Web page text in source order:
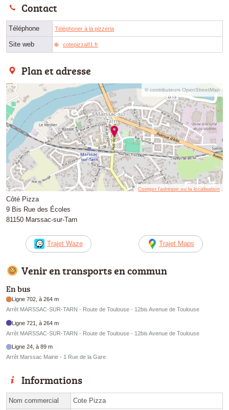
Contact
Téléphone Téléphoner à la pizzeria
Site web cotepizza81.fr
Plan et adresse
© contributeurs OpenStreetMap
Corriger l’adresse ou la localisation
Côté Pizza
9 Bis Rue des Écoles
81150 Marssac-sur-Tarn
Trajet Waze Trajet Maps
Venir en transports en commun
En bus
Ligne 702, à 264 m
Arrêt MARSSAC-SUR-TARN - Route de Toulouse - 12bis Avenue de Toulouse
Ligne 721, à 264 m
Arrêt MARSSAC-SUR-TARN - Route de Toulouse - 12bis Avenue de Toulouse
Ligne 24, à 89 m
Arrêt Marssac Mairie - 1 Rue de la Gare
Informations
Nom commercial Cote Pizza